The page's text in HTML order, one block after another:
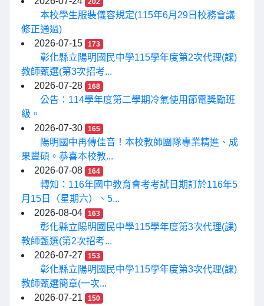
202
本校學生服裝儀容規定(115年6月29日校務會議
修正通過)
2026-07-15
173
彰化縣立陽明國民中學115學年度第2次代理(課)
教師甄選(第3次招考...
2026-07-28
168
公告：114學年度第二學期冷氣使用節電獎勵班
級。
2026-07-30
165
陽明國中再傳佳音！本校教師團隊專業精進、成
果豐碩。恭喜本校教...
2026-07-08
164
轉知：116年國中教育會考考試日期訂於116年5
月15日（星期六）、5...
2026-08-04
163
彰化縣立陽明國民中學115學年度第3次代理(課)
教師甄選(第2次招考...
2026-07-27
153
彰化縣立陽明國民中學115學年度第3次代理(課)
教師甄選簡章(一次...
2026-07-21
150